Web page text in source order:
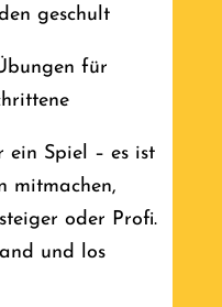
geschult
für
ein Spiel – es ist
mitmachen,
oder Profi.
und los